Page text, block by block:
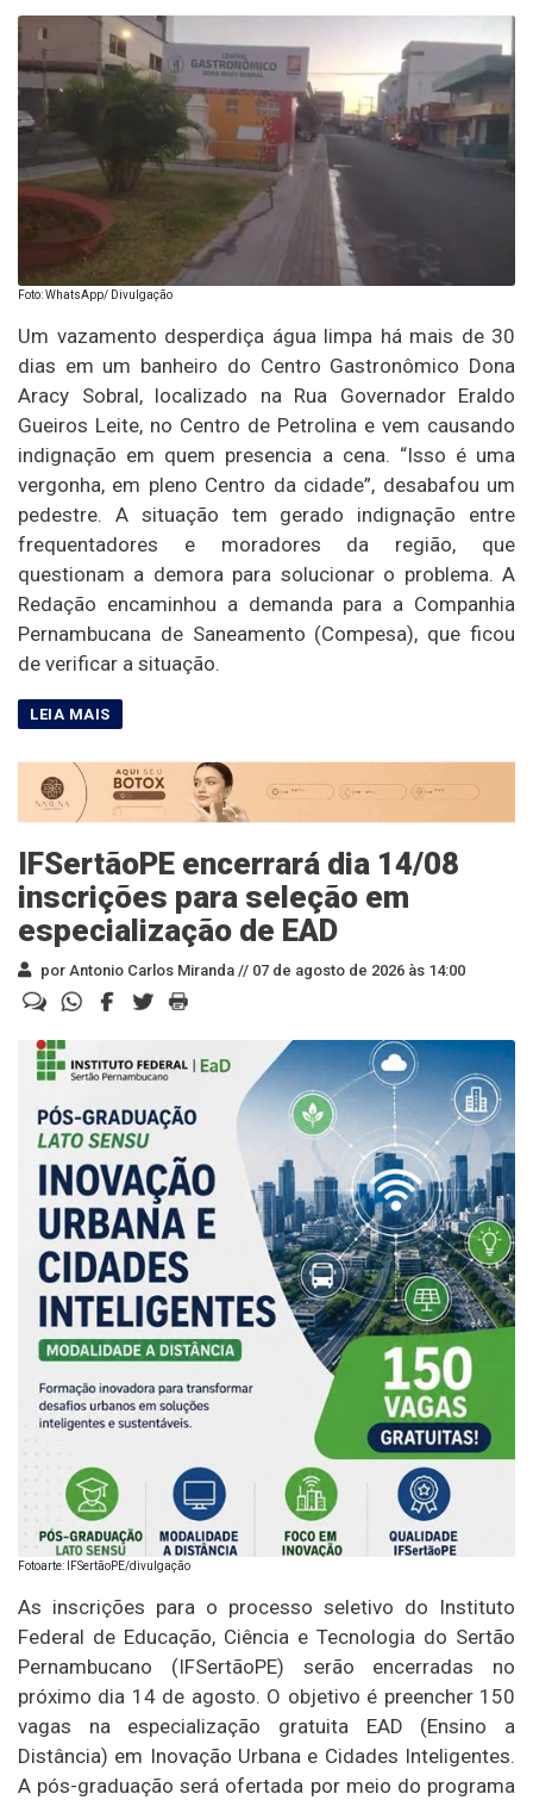
Foto: WhatsApp/ Divulgação
Um vazamento desperdiça água limpa há mais de 30
dias em um banheiro do Centro Gastronômico Dona
Aracy Sobral, localizado na Rua Governador Eraldo
Gueiros Leite, no Centro de Petrolina e vem causando
indignação em quem presencia a cena. “Isso é uma
vergonha, em pleno Centro da cidade”, desabafou um
pedestre. A situação tem gerado indignação entre
frequentadores e moradores da região, que
questionam a demora para solucionar o problema. A
Redação encaminhou a demanda para a Companhia
Pernambucana de Saneamento (Compesa), que ficou
de verificar a situação.
IFSertãoPE encerrará dia 14/08
inscrições para seleção em
especialização de EAD
por Antonio Carlos Miranda // 07 de agosto de 2026 às 14:00
Fotoarte: IFSertãoPE/divulgação
As inscrições para o processo seletivo do Instituto
Federal de Educação, Ciência e Tecnologia do Sertão
Pernambucano (IFSertãoPE) serão encerradas no
próximo dia 14 de agosto. O objetivo é preencher 150
vagas na especialização gratuita EAD (Ensino a
Distância) em Inovação Urbana e Cidades Inteligentes.
A pós-graduação será ofertada por meio do programa